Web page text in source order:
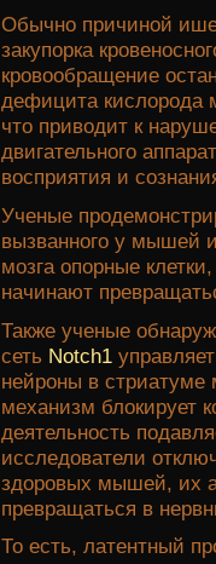
Обычно причиной
закупорка
кровообращение
дефицита кислорода
что приводит к
двигательного
восприятия и
Ученые
вызванного у мышей
мозга опорные
начинают
Также ученые
сеть Notch1
нейроны в
механизм блокирует
деятельность
исследователи
здоровых мышей, их
превращаться в
То есть, латентный